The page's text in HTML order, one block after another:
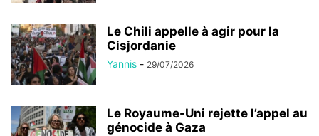
Le Chili appelle à agir pour la
Cisjordanie
Yannis - 29/07/2026
Le Royaume-Uni rejette l’appel au
génocide à Gaza